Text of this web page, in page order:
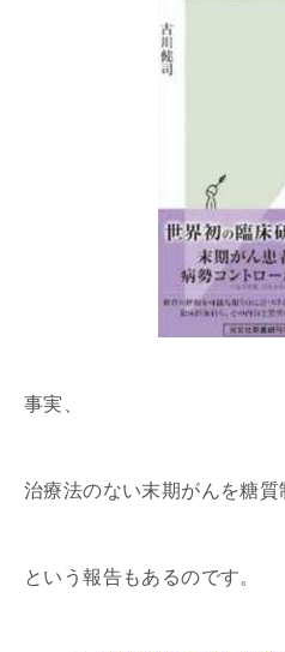
事実、
治療法のない末期がんを糖質
という報告もあるのです。